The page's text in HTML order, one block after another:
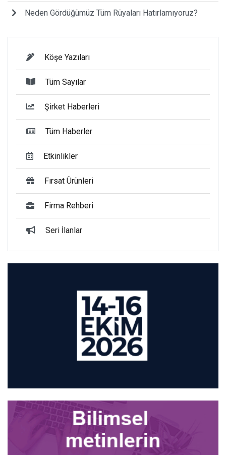
Neden Gördüğümüz Tüm Rüyaları Hatırlamıyoruz?
Köşe Yazıları
Tüm Sayılar
Şirket Haberleri
Tüm Haberler
Etkinlikler
Fırsat Ürünleri
Firma Rehberi
Seri İlanlar